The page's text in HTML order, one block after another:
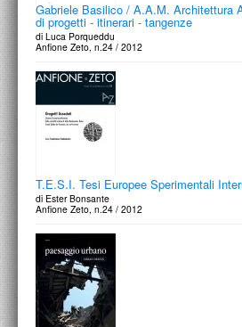
Gabriele Basilico / A.A.M. Architettura
di progetti - itinerari - tangenze
di Luca Porqueddu
Anfione Zeto, n.24 / 2012
T.E.S.I. Tesi Europee Sperimentali
di Ester Bonsante
Anfione Zeto, n.24 / 2012